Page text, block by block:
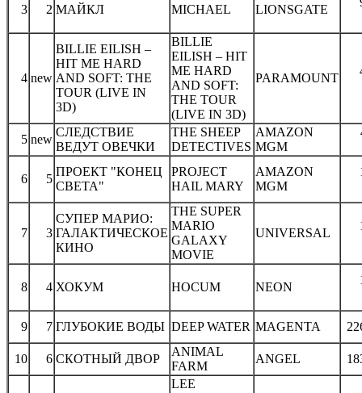
3 2 МАЙКЛ MICHAEL LIONSGATE
4 new
BILLIE EILISH –
HIT ME HARD
AND SOFT: THE
TOUR (LIVE IN
3D)
BILLIE
EILISH – HIT
ME HARD
AND SOFT:
THE TOUR
(LIVE IN 3D)
PARAMOUNT
5 new
СЛЕДСТВИЕ
ВЕДУТ ОВЕЧКИ
THE SHEEP
DETECTIVES
AMAZON
MGM
6 5
ПРОЕКТ "КОНЕЦ
СВЕТА"
PROJECT
HAIL MARY
AMAZON
MGM
7 3
СУПЕР МАРИО:
ГАЛАКТИЧЕСКОЕ
КИНО
THE SUPER
MARIO
GALAXY
MOVIE
UNIVERSAL
8 4 ХОКУМ HOCUM NEON
9 7 ГЛУБОКИЕ ВОДЫ DEEP WATER MAGENTA
10 6 СКОТНЫЙ ДВОР
ANIMAL
FARM
ANGEL
LEE